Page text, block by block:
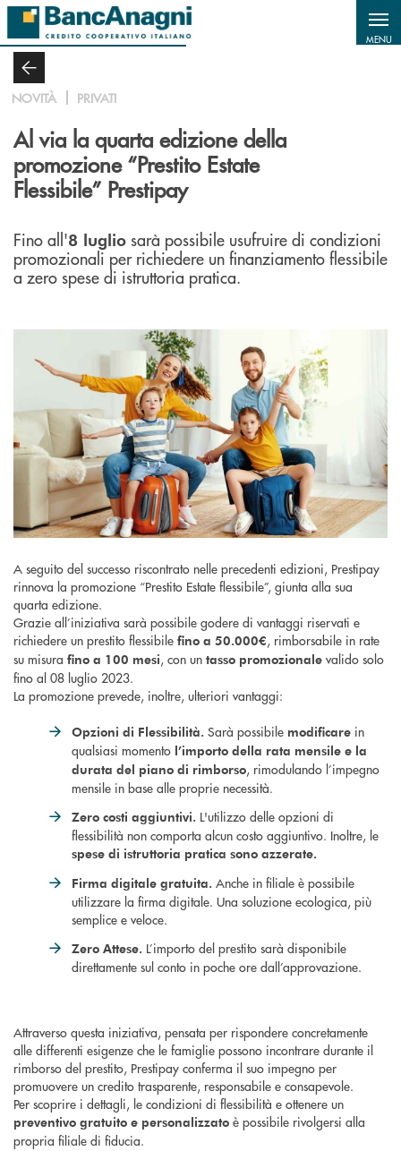
Salta al contenuto principale
MENU
NOVITÀ PRIVATI
Al via la quarta edizione della
promozione “Prestito Estate
Flessibile” Prestipay
Fino all'8 luglio sarà possibile usufruire di condizioni
promozionali per richiedere un finanziamento flessibile
a zero spese di istruttoria pratica.
A seguito del successo riscontrato nelle precedenti edizioni, Prestipay
rinnova la promozione “Prestito Estate flessibile”, giunta alla sua
quarta edizione.
Grazie all’iniziativa sarà possibile godere di vantaggi riservati e
richiedere un prestito flessibile fino a 50.000€, rimborsabile in rate
su misura fino a 100 mesi, con un tasso promozionale valido solo
fino al 08 luglio 2023.
La promozione prevede, inoltre, ulteriori vantaggi:
Opzioni di Flessibilità. Sarà possibile modificare in
qualsiasi momento l’importo della rata mensile e la
durata del piano di rimborso, rimodulando l’impegno
mensile in base alle proprie necessità.
Zero costi aggiuntivi. L'utilizzo delle opzioni di
flessibilità non comporta alcun costo aggiuntivo. Inoltre, le
spese di istruttoria pratica sono azzerate.
Firma digitale gratuita. Anche in filiale è possibile
utilizzare la firma digitale. Una soluzione ecologica, più
semplice e veloce.
Zero Attese. L’importo del prestito sarà disponibile
direttamente sul conto in poche ore dall’approvazione.
Attraverso questa iniziativa, pensata per rispondere concretamente
alle differenti esigenze che le famiglie possono incontrare durante il
rimborso del prestito, Prestipay conferma il suo impegno per
promuovere un credito trasparente, responsabile e consapevole.
Per scoprire i dettagli, le condizioni di flessibilità e ottenere un
preventivo gratuito e personalizzato è possibile rivolgersi alla
propria filiale di fiducia.